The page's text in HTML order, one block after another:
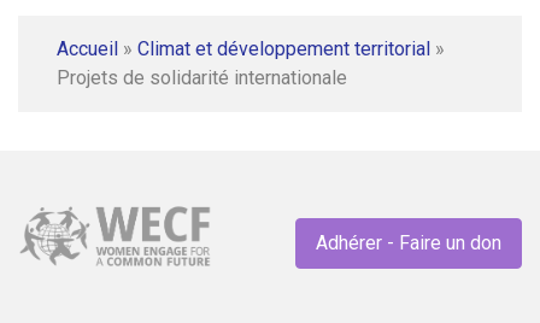
Accueil » Climat et développement territorial »
Projets de solidarité internationale
Adhérer - Faire un don